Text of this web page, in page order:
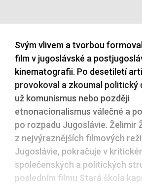
Svým vlivem a tvorbou
film v jugoslávské a
kinematografii. Po desetiletí
provokoval a zkoumal politický
už komunismus nebo později
etnonacionalismus válečné a
po rozpadu Jugoslávie. Želimir
z nejvýraznějších filmových
Jugoslávie, pokračuje v
společenských a politických
posledním filmu Stará škola